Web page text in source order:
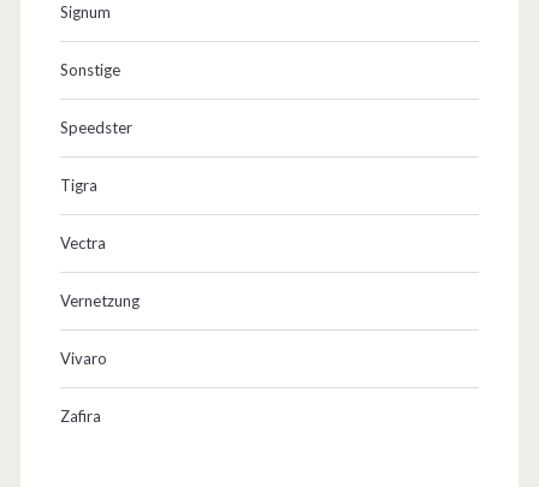
Signum
Sonstige
Speedster
Tigra
Vectra
Vernetzung
Vivaro
Zafira